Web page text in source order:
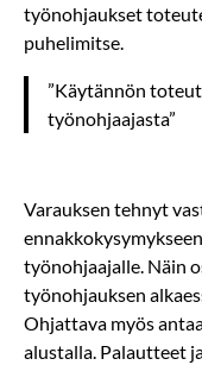
työnohjaukset
puhelimitse.
”Käytännön
työnohjaajasta”
Varauksen tehnyt
työnohjaajalle. Näin
työnohjauksen
Ohjattava myös
alustalla. Palautteet